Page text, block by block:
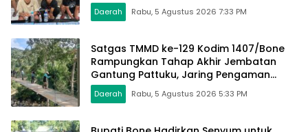
Daerah Rabu, 5 Agustus 2026 7:33 PM
Satgas TMMD ke-129 Kodim 1407/Bone
Rampungkan Tahap Akhir Jembatan
Gantung Pattuku, Jaring Pengaman
Mulai Terpasang
Daerah Rabu, 5 Agustus 2026 5:33 PM